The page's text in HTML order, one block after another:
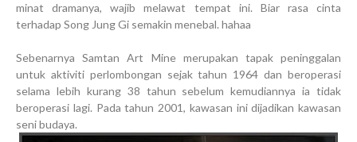
minat dramanya, wajib melawat tempat ini. Biar rasa cinta
terhadap Song Jung Gi semakin menebal. hahaa
Sebenarnya Samtan Art Mine merupakan tapak peninggalan
untuk aktiviti perlombongan sejak tahun 1964 dan beroperasi
selama lebih kurang 38 tahun sebelum kemudiannya ia tidak
beroperasi lagi. Pada tahun 2001, kawasan ini dijadikan kawasan
seni budaya.